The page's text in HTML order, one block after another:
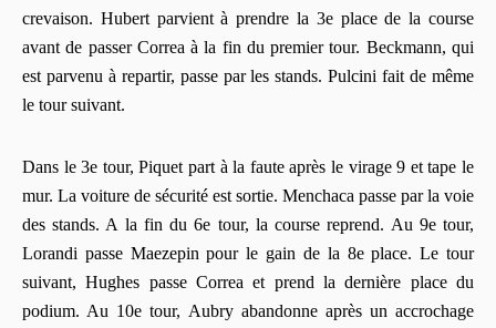
crevaison. Hubert parvient à prendre la 3e place de la course
avant de passer Correa à la fin du premier tour. Beckmann, qui
est parvenu à repartir, passe par les stands. Pulcini fait de même
le tour suivant.
Dans le 3e tour, Piquet part à la faute après le virage 9 et tape le
mur. La voiture de sécurité est sortie. Menchaca passe par la voie
des stands. A la fin du 6e tour, la course reprend. Au 9e tour,
Lorandi passe Maezepin pour le gain de la 8e place. Le tour
suivant, Hughes passe Correa et prend la dernière place du
podium. Au 10e tour, Aubry abandonne après un accrochage